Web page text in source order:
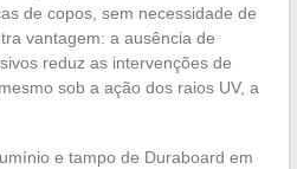
de copos, sem necessidade de
vantagem: a ausência de
reduz as intervenções de
sob a ação dos raios UV, a
e tampo de Duraboard em